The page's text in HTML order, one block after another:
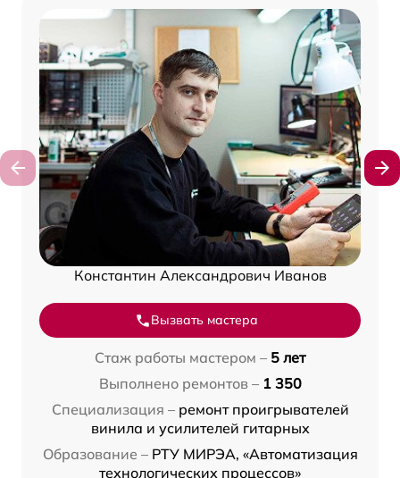
Константин Александрович Иванов
Вызвать мастера
Стаж работы мастером – 5 лет
Выполнено ремонтов – 1 350
Специализация – ремонт проигрывателей
винила и усилителей гитарных
Образование – РТУ МИРЭА, «Автоматизация
технологических процессов»